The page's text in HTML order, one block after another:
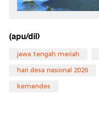
(apu/dil)
jawa tengah meriah
hari desa nasional 2026
kemendes